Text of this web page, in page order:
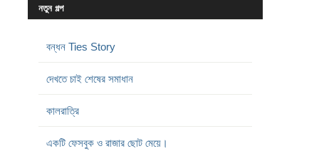
নতুন গল্প
বন্ধন Ties Story
দেখতে চাই শেষের সমাধান
কালরাত্রি
একটি ফেসবুক ও রাজার ছোট মেয়ে।